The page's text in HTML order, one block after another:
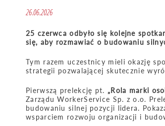
26.06.2026
25 czerwca odbyło się kolejne
się, aby rozmawiać o budowaniu
Tym razem uczestnicy mieli okazję
strategii pozwalającej skutecznie
Pierwszą prelekcję pt. „Rola marki
Zarządu WorkerService Sp. z o.o.
budowaniu silnej pozycji lidera.
wsparciem rozwoju organizacji i